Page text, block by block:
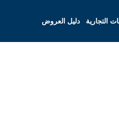
التجارية دليل العروض